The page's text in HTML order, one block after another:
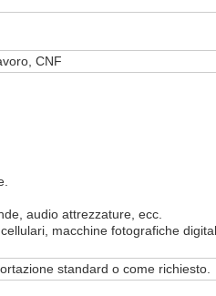
CNF
audio attrezzature, ecc.
macchine fotografiche
standard o come richiesto.